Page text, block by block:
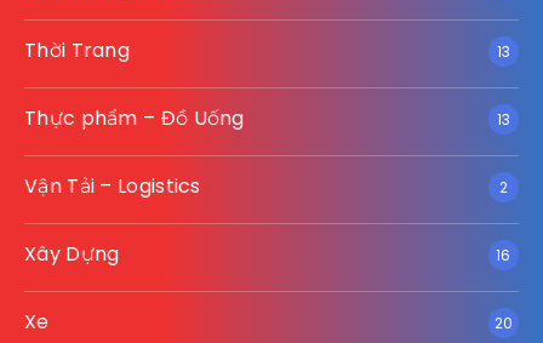
Thời Trang 13
Thực phẩm – Đồ Uống 13
Vận Tải – Logistics 2
Xây Dựng 16
Xe 20